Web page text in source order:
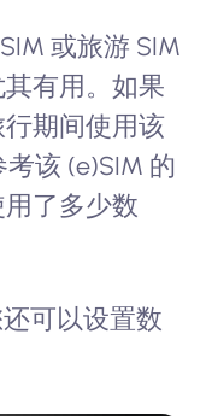
或旅游 SIM
有用。如果
期间使用该
该 (e)SIM 的
了多少数
可以设置数